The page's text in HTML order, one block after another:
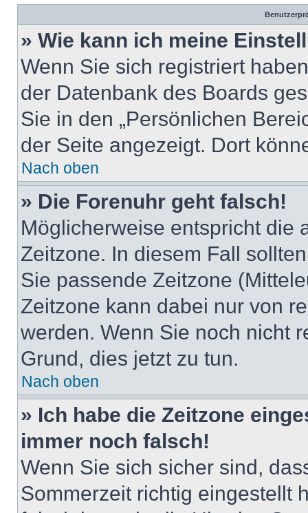
» Wie kann ich meine
Wenn Sie sich registriert
der Datenbank des Boards
Sie in den „Persönlichen
der Seite angezeigt. Dort
Nach oben
» Die Forenuhr geht falsch!
Möglicherweise entspricht die
Zeitzone. In diesem Fall
Sie passende Zeitzone
Zeitzone kann dabei nur von
werden. Wenn Sie noch nicht
Grund, dies jetzt zu tun.
Nach oben
» Ich habe die Zeitzone
immer noch falsch!
Wenn Sie sich sicher sind,
Sommerzeit richtig eingestellt